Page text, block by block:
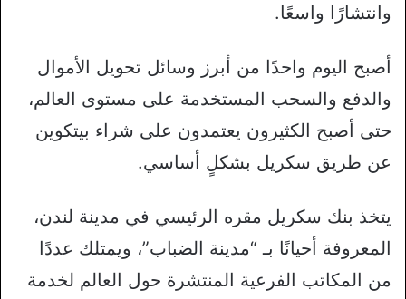
وانتشارًا واسعًا.
أصبح اليوم واحدًا من أبرز وسائل تحويل الأموال
والدفع والسحب المستخدمة على مستوى العالم،
حتى أصبح الكثيرون يعتمدون على شراء بيتكوين
عن طريق سكريل بشكلٍ أساسي.
يتخذ بنك سكريل مقره الرئيسي في مدينة لندن،
المعروفة أحيانًا بـ “مدينة الضباب”، ويمتلك عددًا
من المكاتب الفرعية المنتشرة حول العالم لخدمة